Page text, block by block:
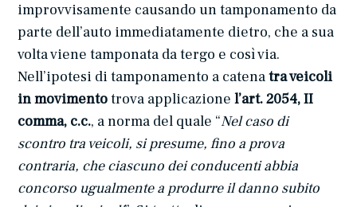
improvvisamente causando un tamponamento da
parte dell’auto immediatamente dietro, che a sua
volta viene tamponata da tergo e così via.
Nell’ipotesi di tamponamento a catenatra veicoli
in movimentotrova applicazionel’art. 2054, II
comma, c.c., a norma del quale “Nel caso di
scontro tra veicoli, si presume, fino a prova
contraria, che ciascuno dei conducenti abbia
concorso ugualmente a produrre il danno subito